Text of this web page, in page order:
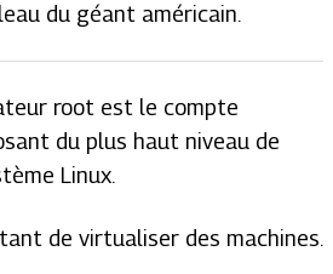
du géant américain.
root est le compte
du plus haut niveau de
Linux.
de virtualiser des machines.